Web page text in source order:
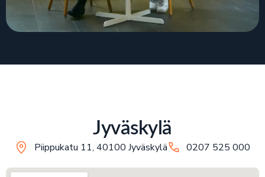
Jyväskylä
Piippukatu 11, 40100 Jyväskylä 0207 525 000